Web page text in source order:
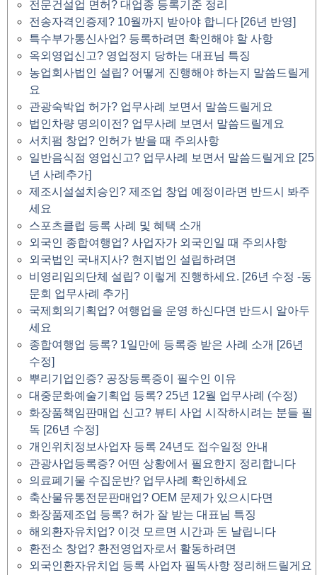
전문건설업 면허? 대업종 등록기준 정리
전송자격인증제? 10월까지 받아야 합니다 [26년 반영]
특수부가통신사업? 등록하려면 확인해야 할 사항
옥외영업신고? 영업정지 당하는 대표님 특징
농업회사법인 설립? 어떻게 진행해야 하는지 말씀드릴게
요
관광숙박업 허가? 업무사례 보면서 말씀드릴게요
법인차량 명의이전? 업무사례 보면서 말씀드릴게요
서치펌 창업? 인허가 받을 때 주의사항
일반음식점 영업신고? 업무사례 보면서 말씀드릴게요 [25
년 사례추가]
제조시설설치승인? 제조업 창업 예정이라면 반드시 봐주
세요
스포츠클럽 등록 사례 및 혜택 소개
외국인 종합여행업? 사업자가 외국인일 때 주의사항
외국법인 국내지사? 현지법인 설립하려면
비영리임의단체 설립? 이렇게 진행하세요. [26년 수정 -동
문회 업무사례 추가]
국제회의기획업? 여행업을 운영 하신다면 반드시 알아두
세요
종합여행업 등록? 1일만에 등록증 받은 사례 소개 [26년
수정]
뿌리기업인증? 공장등록증이 필수인 이유
대중문화예술기획업 등록? 25년 12월 업무사례 (수정)
화장품책임판매업 신고? 뷰티 사업 시작하시려는 분들 필
독 [26년 수정]
개인위치정보사업자 등록 24년도 접수일정 안내
관광사업등록증? 어떤 상황에서 필요한지 정리합니다
의료폐기물 수집운반? 업무사례 확인하세요
축산물유통전문판매업? OEM 문제가 있으시다면
화장품제조업 등록? 허가 잘 받는 대표님 특징
해외환자유치업? 이것 모르면 시간과 돈 날립니다
환전소 창업? 환전영업자로서 활동하려면
외국인환자유치업 등록 사업자 필독사항 정리해드릴게요